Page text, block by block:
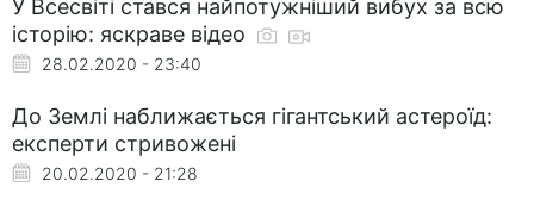
У Всесвіті стався найпотужніший вибух за всю
історію: яскраве відео
28.02.2020 - 23:40
До Землі наближається гігантський астероїд:
експерти стривожені
20.02.2020 - 21:28